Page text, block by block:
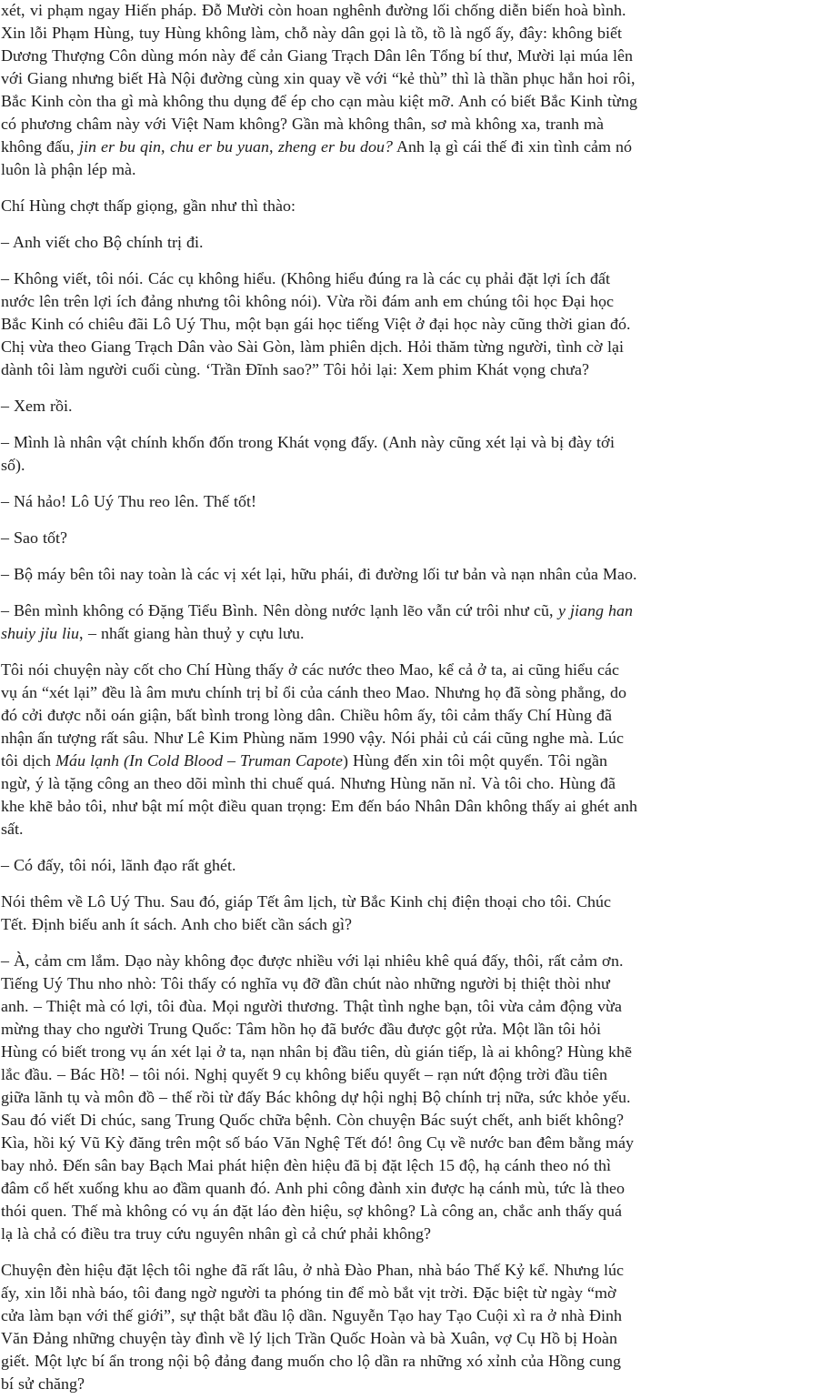
xét, vi phạm ngay Hiến pháp. Đỗ Mười còn hoan nghênh đường lối chống diễn biến hoà bình.
Xin lỗi Phạm Hùng, tuy Hùng không làm, chỗ này dân gọi là tồ, tồ là ngố ấy, đây: không biết
Dương Thượng Côn dùng món này để cản Giang Trạch Dân lên Tổng bí thư, Mười lại múa lên
với Giang nhưng biết Hà Nội đường cùng xin quay về với “kẻ thù” thì là thần phục hẳn hoi rôi,
Bắc Kinh còn tha gì mà không thu dụng để ép cho cạn màu kiệt mỡ. Anh có biết Bắc Kinh từng
có phương châm này với Việt Nam không? Gần mà không thân, sơ mà không xa, tranh mà
không đấu, jin er bu qin, chu er bu yuan, zheng er bu dou? Anh lạ gì cái thế đi xin tình cảm nó
luôn là phận lép mà.
Chí Hùng chợt thấp giọng, gần như thì thào:
– Anh viết cho Bộ chính trị đi.
– Không viết, tôi nói. Các cụ không hiểu. (Không hiểu đúng ra là các cụ phải đặt lợi ích đất
nước lên trên lợi ích đảng nhưng tôi không nói). Vừa rồi đám anh em chúng tôi học Đại học
Bắc Kinh có chiêu đãi Lô Uý Thu, một bạn gái học tiếng Việt ở đại học này cũng thời gian đó.
Chị vừa theo Giang Trạch Dân vào Sài Gòn, làm phiên dịch. Hỏi thăm từng người, tình cờ lại
dành tôi làm người cuối cùng. ‘Trần Đĩnh sao?” Tôi hỏi lại: Xem phim Khát vọng chưa?
– Xem rồi.
– Mình là nhân vật chính khốn đốn trong Khát vọng đấy. (Anh này cũng xét lại và bị đày tới
số).
– Ná hảo! Lô Uý Thu reo lên. Thế tốt!
– Sao tốt?
– Bộ máy bên tôi nay toàn là các vị xét lại, hữu phái, đi đường lối tư bản và nạn nhân của Mao.
– Bên mình không có Đặng Tiểu Bình. Nên dòng nước lạnh lẽo vẫn cứ trôi như cũ, y jiang han
shuiy jỉu liu, – nhất giang hàn thuỷ y cựu lưu.
Tôi nói chuyện này cốt cho Chí Hùng thấy ở các nước theo Mao, kể cả ở ta, ai cũng hiểu các
vụ án “xét lại” đều là âm mưu chính trị bỉ ổi của cánh theo Mao. Nhưng họ đã sòng phẳng, do
đó cởi được nỗi oán giận, bất bình trong lòng dân. Chiều hôm ấy, tôi cảm thấy Chí Hùng đã
nhận ấn tượng rất sâu. Như Lê Kim Phùng năm 1990 vậy. Nói phải củ cái cũng nghe mà. Lúc
tôi dịch Máu lạnh (In Cold Blood – Truman Capote) Hùng đến xin tôi một quyển. Tôi ngần
ngừ, ý là tặng công an theo dõi mình thi chuế quá. Nhưng Hùng năn nỉ. Và tôi cho. Hùng đã
khe khẽ bảo tôi, như bật mí một điều quan trọng: Em đến báo Nhân Dân không thấy ai ghét anh
sất.
– Có đấy, tôi nói, lãnh đạo rất ghét.
Nói thêm về Lô Uý Thu. Sau đó, giáp Tết âm lịch, từ Bắc Kinh chị điện thoại cho tôi. Chúc
Tết. Định biếu anh ít sách. Anh cho biết cần sách gì?
– À, cảm cm lắm. Dạo này không đọc được nhiều với lại nhiêu khê quá đấy, thôi, rất cảm ơn.
Tiếng Uý Thu nho nhò: Tôi thấy có nghĩa vụ đỡ đần chút nào những người bị thiệt thòi như
anh. – Thiệt mà có lợi, tôi đùa. Mọi người thương. Thật tình nghe bạn, tôi vừa cảm động vừa
mừng thay cho người Trung Quốc: Tâm hồn họ đã bước đầu được gột rửa. Một lần tôi hỏi
Hùng có biết trong vụ án xét lại ở ta, nạn nhân bị đầu tiên, dù gián tiếp, là ai không? Hùng khẽ
lắc đầu. – Bác Hồ! – tôi nói. Nghị quyết 9 cụ không biểu quyết – rạn nứt động trời đầu tiên
giữa lãnh tụ và môn đồ – thế rồi từ đấy Bác không dự hội nghị Bộ chính trị nữa, sức khỏe yếu.
Sau đó viết Di chúc, sang Trung Quốc chữa bệnh. Còn chuyện Bác suýt chết, anh biết không?
Kìa, hồi ký Vũ Kỳ đăng trên một số báo Văn Nghệ Tết đó! ông Cụ về nước ban đêm bằng máy
bay nhỏ. Đến sân bay Bạch Mai phát hiện đèn hiệu đã bị đặt lệch 15 độ, hạ cánh theo nó thì
đâm cổ hết xuống khu ao đầm quanh đó. Anh phi công đành xin được hạ cánh mù, tức là theo
thói quen. Thế mà không có vụ án đặt láo đèn hiệu, sợ không? Là công an, chắc anh thấy quá
lạ là chả có điều tra truy cứu nguyên nhân gì cả chứ phải không?
Chuyện đèn hiệu đặt lệch tôi nghe đã rất lâu, ở nhà Đào Phan, nhà báo Thế Kỷ kể. Nhưng lúc
ấy, xin lỗi nhà báo, tôi đang ngờ người ta phóng tin để mò bắt vịt trời. Đặc biệt từ ngày “mờ
cửa làm bạn với thế giới”, sự thật bắt đầu lộ dần. Nguyễn Tạo hay Tạo Cuội xì ra ở nhà Đinh
Văn Đảng những chuyện tày đình về lý lịch Trần Quốc Hoàn và bà Xuân, vợ Cụ Hồ bị Hoàn
giết. Một lực bí ẩn trong nội bộ đảng đang muốn cho lộ dần ra những xó xỉnh của Hồng cung
bí sử chăng?